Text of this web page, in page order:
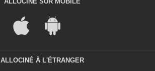
ALLOCINÉ À L'ÉTRANGER